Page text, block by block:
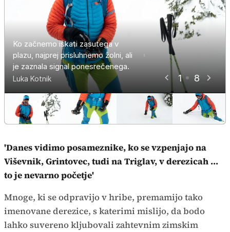
1 8
Ko začnemo iskati zasutega v
plazu, najprej prisluhnemo žolni, ali
je zaznala signal ponesrečenega.
Luka Kotnik
Nato pričnemo z iskanjem. Žolna
nas s signalom opozarja, kako blizu
ponesrečenega smo.
Luka Kotnik
Žolno moramo spustiti čim bolj k
tlom.
Luka Kotnik
Plazovna žolna je namenjena
grobemu iskanju.
Luka Kotnik
Ko z žolno lociramo zasutega,
uporabimo plazovno sondo, ki je
namenjena finemu določanju lege
ponesrečenca.
Luka Kotnik
Sondo zabadamo v obliki polža,
dokler na začutimo
ponesrečenega.
Luka Kotnik
Stopimo dva koraka nazaj in
začnemo kopati frontalno, ne tik
nad zasutim.
Luka Kotnik
Kopljemo, kolikor hitro lahko.
Luka Kotnik
'Danes vidimo posameznike, ko se vzpenjajo na
Viševnik, Grintovec, tudi na Triglav, v derezicah ...
to je nevarno početje'
Mnoge, ki se odpravijo v hribe, premamijo tako
imenovane derezice, s katerimi mislijo, da bodo
lahko suvereno kljubovali zahtevnim zimskim